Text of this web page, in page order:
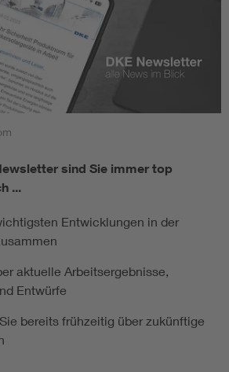
sind Sie immer top
...
Entwicklungen in der
aktuelle Arbeitsergebnisse,
Entwürfe
bereits frühzeitig über zukünftige